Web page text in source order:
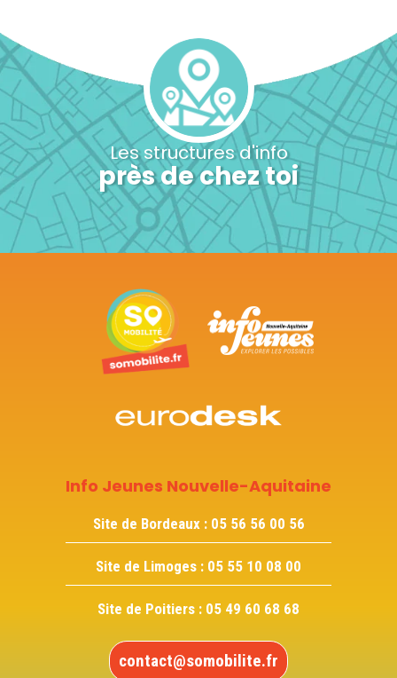
Les structures d'info
près de chez toi
Info Jeunes Nouvelle-Aquitaine
Site de Bordeaux : 05 56 56 00 56
Site de Limoges : 05 55 10 08 00
Site de Poitiers : 05 49 60 68 68
contact@somobilite.fr